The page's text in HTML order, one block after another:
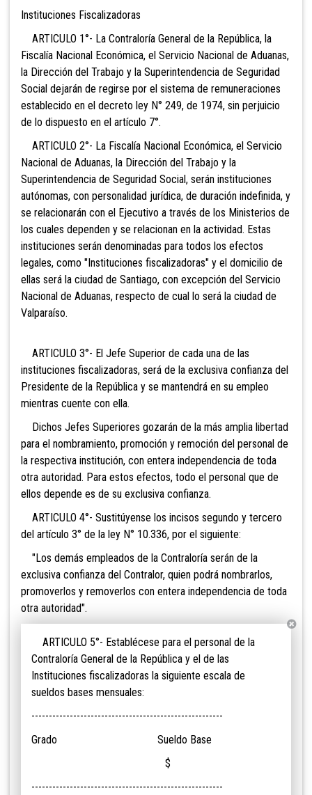
Instituciones Fiscalizadoras
ARTICULO 1°- La Contraloría General de la República, la
Fiscalía Nacional Económica, el Servicio Nacional de Aduanas,
la Dirección del Trabajo y la Superintendencia de Seguridad
Social dejarán de regirse por el sistema de remuneraciones
establecido en el decreto ley N° 249, de 1974, sin perjuicio
de lo dispuesto en el artículo 7°.
ARTICULO 2°- La Fiscalía Nacional Económica, el Servicio
Nacional de Aduanas, la Dirección del Trabajo y la
Superintendencia de Seguridad Social, serán instituciones
autónomas, con personalidad jurídica, de duración indefinida, y
se relacionarán con el Ejecutivo a través de los Ministerios de
los cuales dependen y se relacionan en la actividad. Estas
instituciones serán denominadas para todos los efectos
legales, como "Instituciones fiscalizadoras" y el domicilio de
ellas será la ciudad de Santiago, con excepción del Servicio
Nacional de Aduanas, respecto de cual lo será la ciudad de
Valparaíso.
ARTICULO 3°- El Jefe Superior de cada una de las
instituciones fiscalizadoras, será de la exclusiva confianza del
Presidente de la República y se mantendrá en su empleo
mientras cuente con ella.
Dichos Jefes Superiores gozarán de la más amplia libertad
para el nombramiento, promoción y remoción del personal de
la respectiva institución, con entera independencia de toda
otra autoridad. Para estos efectos, todo el personal que de
ellos depende es de su exclusiva confianza.
ARTICULO 4°- Sustitúyense los incisos segundo y tercero
del artículo 3° de la ley N° 10.336, por el siguiente:
"Los demás empleados de la Contraloría serán de la
exclusiva confianza del Contralor, quien podrá nombrarlos,
promoverlos y removerlos con entera independencia de toda
otra autoridad".
ARTICULO 5°- Establécese para el personal de la
Contraloría General de la República y el de las
Instituciones fiscalizadoras la siguiente escala de
sueldos bases mensuales:
-------------------------------------------------------
Grado Sueldo Base
$
-------------------------------------------------------